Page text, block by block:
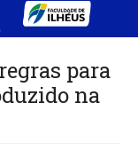
para
na